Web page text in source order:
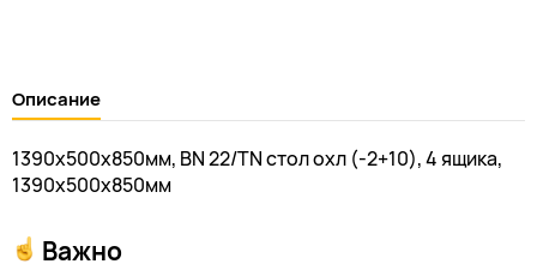
Описание
1390х500х850мм, BN 22/TN стол охл (-2+10), 4 ящика,
1390х500х850мм
Важно